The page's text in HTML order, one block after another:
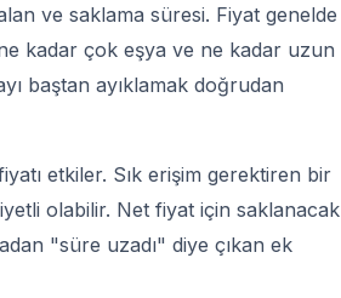
ve saklama süresi. Fiyat genelde
kadar çok eşya ve ne kadar uzun
baştan ayıklamak doğrudan
etkiler. Sık erişim gerektiren bir
olabilir. Net fiyat için saklanacak
"süre uzadı" diye çıkan ek